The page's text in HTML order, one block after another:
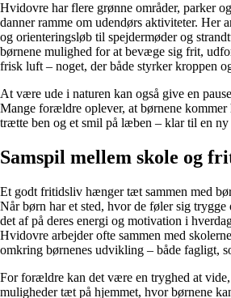
Hvidovre har flere grønne områder, parker
danner ramme om udendørs aktiviteter. Her
og orienteringsløb til spejdermøder og
børnene mulighed for at bevæge sig frit,
frisk luft – noget, der både styrker kroppen
At være ude i naturen kan også give en
Mange forældre oplever, at børnene kommer
trætte ben og et smil på læben – klar til en ny
Samspil mellem skole og
Et godt fritidsliv hænger tæt sammen med
Når børn har et sted, hvor de føler sig trygge
det af på deres energi og motivation i
Hvidovre arbejder ofte sammen med
omkring børnenes udvikling – både fagligt,
For forældre kan det være en tryghed at
muligheder tæt på hjemmet, hvor børnene